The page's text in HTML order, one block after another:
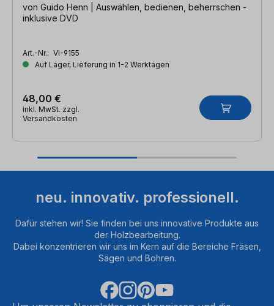
von Guido Henn | Auswählen, bedienen, beherrschen -
inklusive DVD
Art.-Nr.: VI-9155
Auf Lager, Lieferung in 1-2 Werktagen
48,00 €
inkl. MwSt. zzgl.
Versandkosten
neu. innovativ. professionell.
Dafür stehen wir! Sie finden bei uns innovative Produkte aus
der Holzbearbeitung.
Dabei konzentrieren wir uns im Kern auf die Bereiche Fräsen,
Sägen und Bohren.